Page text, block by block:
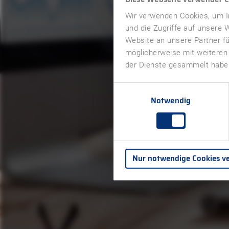
Wir verwenden Cookies, um
und die Zugriffe auf unsere
Website an unsere Partner
möglicherweise mit
der Dienste gesammelt
Notwendig
Nur notwendige Cookies